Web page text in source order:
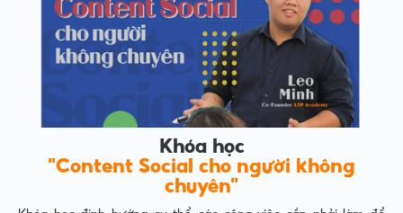
Khóa học
"Content Social cho người không
chuyên"